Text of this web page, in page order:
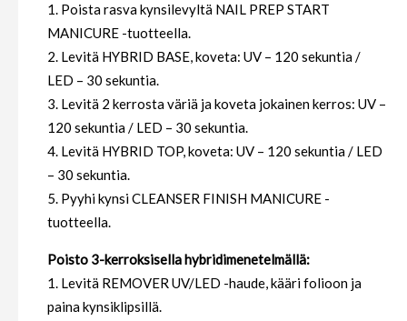
1. Poista rasva kynsilevyltä NAIL PREP START
MANICURE -tuotteella.
2. Levitä HYBRID BASE, koveta: UV – 120 sekuntia /
LED – 30 sekuntia.
3. Levitä 2 kerrosta väriä ja koveta jokainen kerros: UV –
120 sekuntia / LED – 30 sekuntia.
4. Levitä HYBRID TOP, koveta: UV – 120 sekuntia / LED
– 30 sekuntia.
5. Pyyhi kynsi CLEANSER FINISH MANICURE -
tuotteella.
Poisto 3-kerroksisella hybridimenetelmällä:
1. Levitä REMOVER UV/LED -haude, kääri folioon ja
paina kynsiklipsillä.